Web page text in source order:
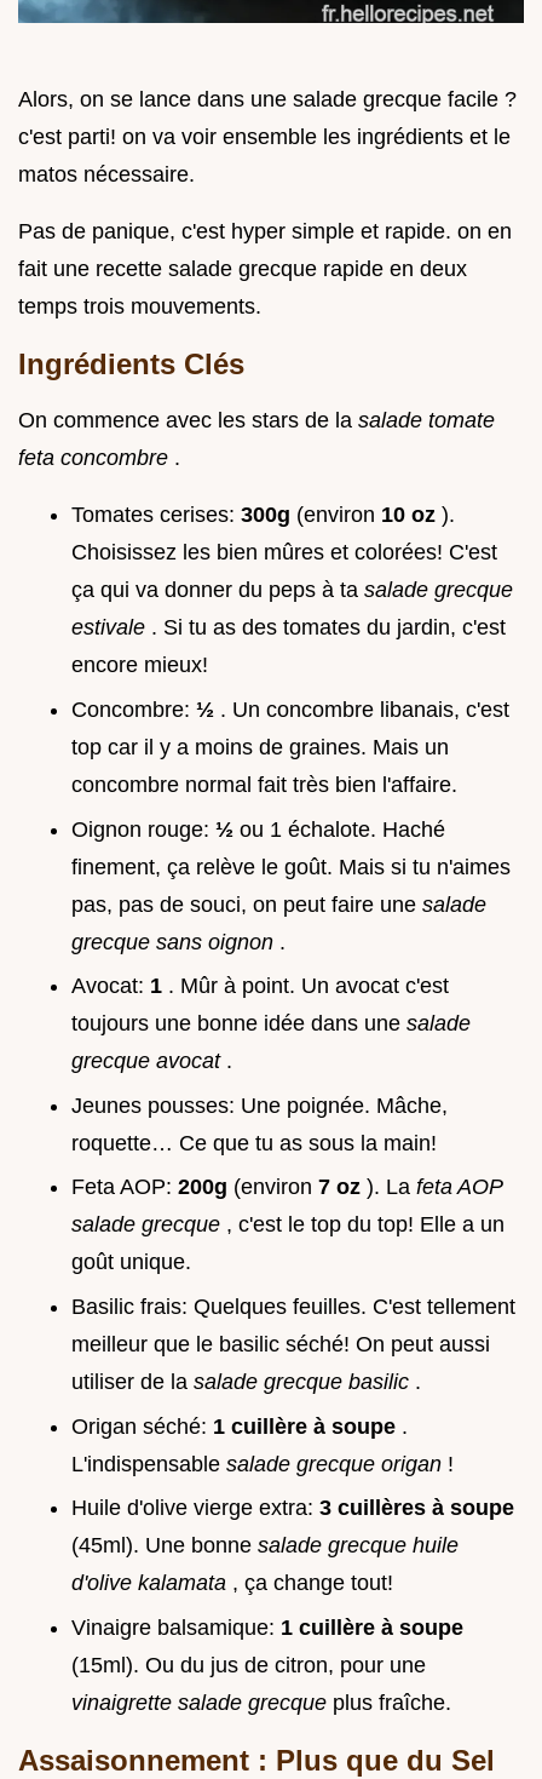
Alors, on se lance dans une salade grecque facile ?
c'est parti! on va voir ensemble les ingrédients et le
matos nécessaire.
Pas de panique, c'est hyper simple et rapide. on en
fait une recette salade grecque rapide en deux
temps trois mouvements.
Ingrédients Clés
On commence avec les stars de la salade tomate
feta concombre .
Tomates cerises: 300g (environ 10 oz ).
Choisissez les bien mûres et colorées! C'est
ça qui va donner du peps à ta salade grecque
estivale . Si tu as des tomates du jardin, c'est
encore mieux!
Concombre: ½ . Un concombre libanais, c'est
top car il y a moins de graines. Mais un
concombre normal fait très bien l'affaire.
Oignon rouge: ½ ou 1 échalote. Haché
finement, ça relève le goût. Mais si tu n'aimes
pas, pas de souci, on peut faire une salade
grecque sans oignon .
Avocat: 1 . Mûr à point. Un avocat c'est
toujours une bonne idée dans une salade
grecque avocat .
Jeunes pousses: Une poignée. Mâche,
roquette… Ce que tu as sous la main!
Feta AOP: 200g (environ 7 oz ). La feta AOP
salade grecque , c'est le top du top! Elle a un
goût unique.
Basilic frais: Quelques feuilles. C'est tellement
meilleur que le basilic séché! On peut aussi
utiliser de la salade grecque basilic .
Origan séché: 1 cuillère à soupe .
L'indispensable salade grecque origan !
Huile d'olive vierge extra: 3 cuillères à soupe
(45ml). Une bonne salade grecque huile
d'olive kalamata , ça change tout!
Vinaigre balsamique: 1 cuillère à soupe
(15ml). Ou du jus de citron, pour une
vinaigrette salade grecque plus fraîche.
Assaisonnement : Plus que du Sel